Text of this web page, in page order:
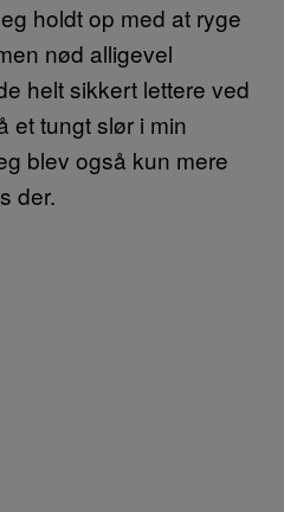
holdt op med at ryge
nød alligevel
helt sikkert lettere ved
et tungt slør i min
blev også kun mere
der.